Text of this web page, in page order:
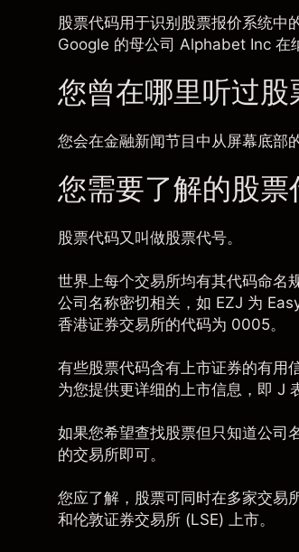
股票代码用于识别股票报价系统中
Google 的母公司 Alphabet Inc 在
您曾在哪里听过股
您会在金融新闻节目中从屏幕底部
您需要了解的股
股票代码又叫做股票代号。
世界上每个交易所均有其代码命名
公司名称密切相关，如 EZJ 为
香港证券交易所的代码为 0005。
有些股票代码含有上市证券的有用信
为您提供更详细的上市信息，即 J
如果您希望查找股票但只知道公司
的交易所即可。
您应了解，股票可同时在多家交易
和伦敦证券交易所 (LSE) 上市。